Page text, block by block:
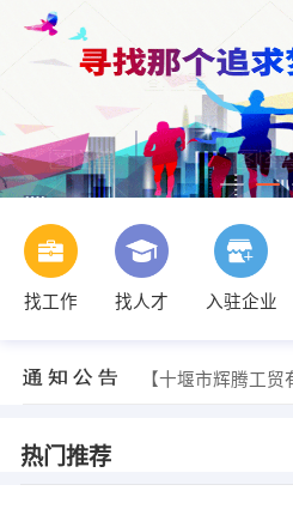
找工作 找人才 入驻企业
【十堰市辉腾工
热门推荐